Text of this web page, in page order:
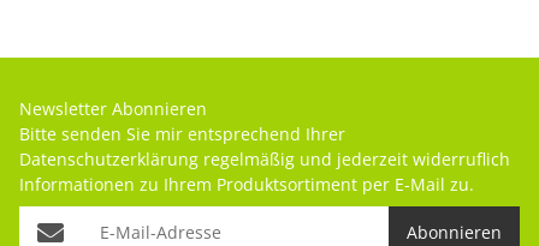
Newsletter Abonnieren
Bitte senden Sie mir entsprechend Ihrer
Datenschutzerklärung regelmäßig und jederzeit widerruflich
Informationen zu Ihrem Produktsortiment per E-Mail zu.
Abonnieren